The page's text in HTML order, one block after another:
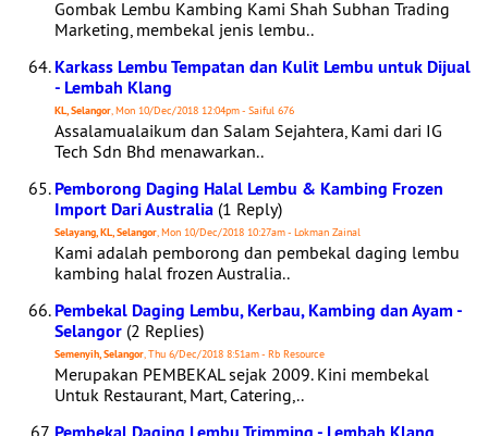
Gombak Lembu Kambing Kami Shah Subhan Trading
Marketing, membekal jenis lembu..
Karkass Lembu Tempatan dan Kulit Lembu untuk Dijual
- Lembah Klang
KL, Selangor, Mon 10/Dec/2018 12:04pm - Saiful 676
Assalamualaikum dan Salam Sejahtera, Kami dari IG
Tech Sdn Bhd menawarkan..
Pemborong Daging Halal Lembu & Kambing Frozen
Import Dari Australia (1 Reply)
Selayang, KL, Selangor, Mon 10/Dec/2018 10:27am - Lokman Zainal
Kami adalah pemborong dan pembekal daging lembu
kambing halal frozen Australia..
Pembekal Daging Lembu, Kerbau, Kambing dan Ayam -
Selangor (2 Replies)
Semenyih, Selangor, Thu 6/Dec/2018 8:51am - Rb Resource
Merupakan PEMBEKAL sejak 2009. Kini membekal
Untuk Restaurant, Mart, Catering,..